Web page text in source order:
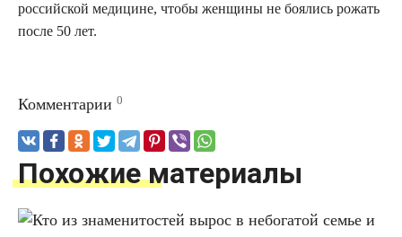
российской медицине, чтобы женщины не боялись рожать
после 50 лет.
Комментарии 0
Похожие материалы